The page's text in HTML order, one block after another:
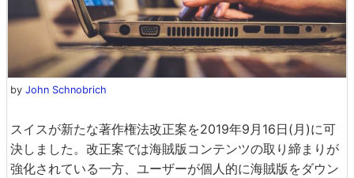
by John Schnobrich
スイスが新たな著作権法改正案を2019年9月16日(月)に可
決しました。改正案では海賊版コンテンツの取り締まりが
強化されている一方、ユーザーが個人的に海賊版をダウン